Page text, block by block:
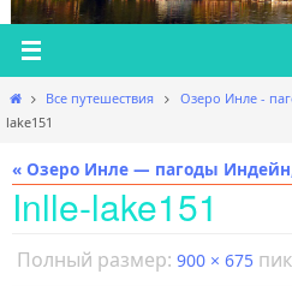
Главная
Все путешествия Озеро Инле -
lake151
« Озеро Инле — пагоды
Inlle-lake151
Полный размер: 900 × 675